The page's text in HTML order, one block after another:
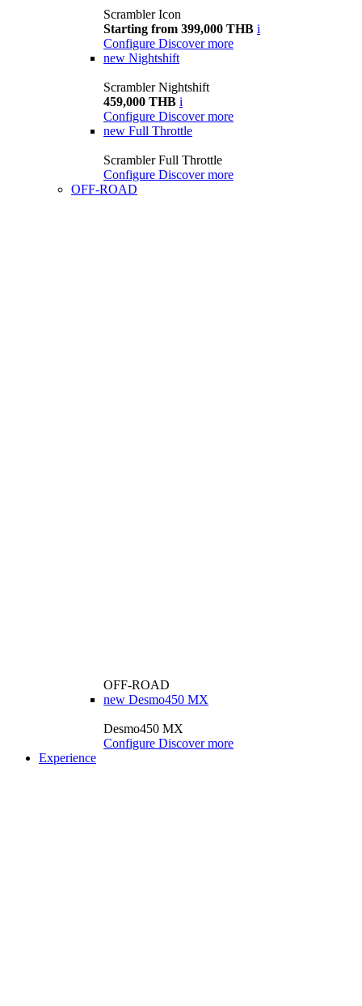
Scrambler Icon
Starting from 399,000 THB i
Configure Discover more
new Nightshift
Scrambler Nightshift
459,000 THB i
Configure Discover more
new Full Throttle
Scrambler Full Throttle
Configure Discover more
OFF-ROAD
OFF-ROAD
new Desmo450 MX
Desmo450 MX
Configure Discover more
Experience